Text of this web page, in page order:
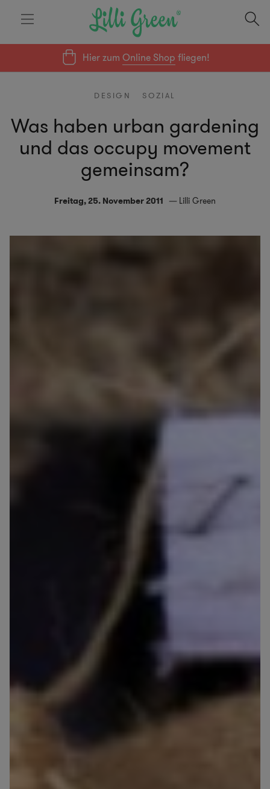
Hier zumOnline Shop fliegen!
DESIGN SOZIAL
Was haben urban gardening
und das occupy movement
gemeinsam?
Freitag, 25. November 2011 Lilli Green